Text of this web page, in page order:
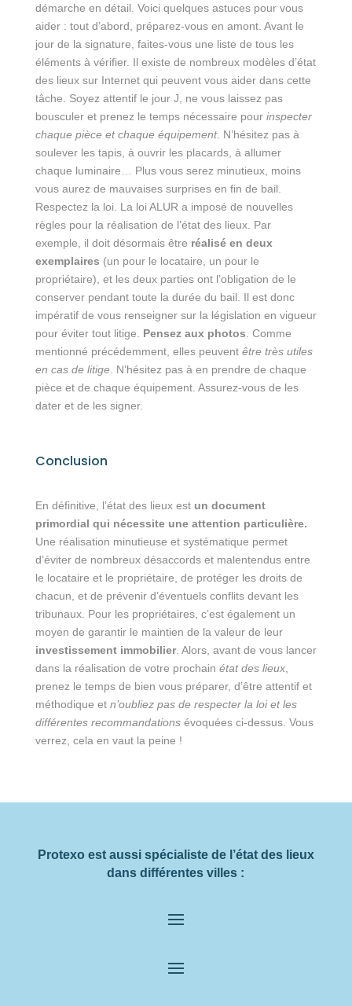
démarche en détail. Voici quelques astuces pour vous
aider : tout d’abord, préparez-vous en amont. Avant le
jour de la signature, faites-vous une liste de tous les
éléments à vérifier. Il existe de nombreux modèles d’état
des lieux sur Internet qui peuvent vous aider dans cette
tâche. Soyez attentif le jour J, ne vous laissez pas
bousculer et prenez le temps nécessaire pour inspecter
chaque pièce et chaque équipement. N’hésitez pas à
soulever les tapis, à ouvrir les placards, à allumer
chaque luminaire… Plus vous serez minutieux, moins
vous aurez de mauvaises surprises en fin de bail.
Respectez la loi. La loi ALUR a imposé de nouvelles
règles pour la réalisation de l’état des lieux. Par
exemple, il doit désormais être réalisé en deux
exemplaires (un pour le locataire, un pour le
propriétaire), et les deux parties ont l’obligation de le
conserver pendant toute la durée du bail. Il est donc
impératif de vous renseigner sur la législation en vigueur
pour éviter tout litige.
Pensez aux photos . Comme
mentionné précédemment, elles peuventêtre très utiles
en cas de litige. N’hésitez pas à en prendre de chaque
pièce et de chaque équipement. Assurez-vous de les
dater et de les signer.
Conclusion
En définitive, l’état des lieux est un document
primordial qui nécessite une attention particulière.
Une réalisation minutieuse et systématique permet
d’éviter de nombreux désaccords et malentendus entre
le locataire et le propriétaire, de protéger les droits de
chacun, et de prévenir d’éventuels conflits devant les
tribunaux. Pour les propriétaires, c’est également un
moyen de garantir le maintien de la valeur de leur
investissement immobilier. Alors, avant de vous lancer
dans la réalisation de votre prochain état des lieux,
prenez le temps de bien vous préparer, d’être attentif et
méthodique et n’oubliez pas de respecter la loi et les
différentes recommandationsévoquées ci-dessus. Vous
verrez, cela en vaut la peine !
Protexo est aussi spécialiste de l’état des lieux
dans différentes villes :